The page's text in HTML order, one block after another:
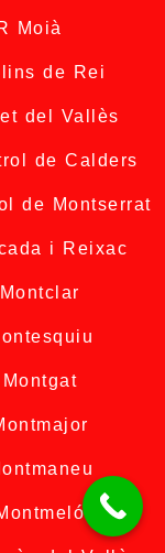
Moià
de Rei
del Vallès
de Calders
de Montserrat
i Reixac